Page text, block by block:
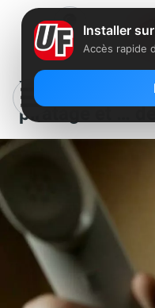
Xavier Niel, un
piratage et …
Installer
Accès rapide